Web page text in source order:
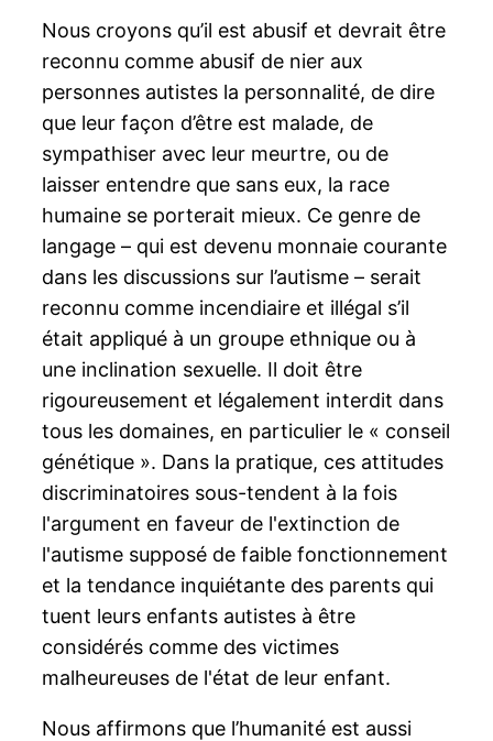
Nous croyons qu’il est abusif et devrait être
reconnu comme abusif de nier aux
personnes autistes la personnalité, de dire
que leur façon d’être est malade, de
sympathiser avec leur meurtre, ou de
laisser entendre que sans eux, la race
humaine se porterait mieux. Ce genre de
langage – qui est devenu monnaie courante
dans les discussions sur l’autisme – serait
reconnu comme incendiaire et illégal s’il
était appliqué à un groupe ethnique ou à
une inclination sexuelle. Il doit être
rigoureusement et légalement interdit dans
tous les domaines, en particulier le « conseil
génétique ». Dans la pratique, ces attitudes
discriminatoires sous-tendent à la fois
l'argument en faveur de l'extinction de
l'autisme supposé de faible fonctionnement
et la tendance inquiétante des parents qui
tuent leurs enfants autistes à être
considérés comme des victimes
malheureuses de l'état de leur enfant.
Nous affirmons que l’humanité est aussi